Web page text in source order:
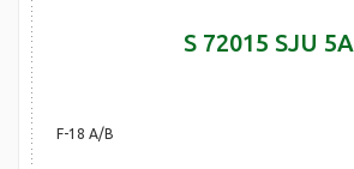
S 72015 SJU 5A
F-18 A/B